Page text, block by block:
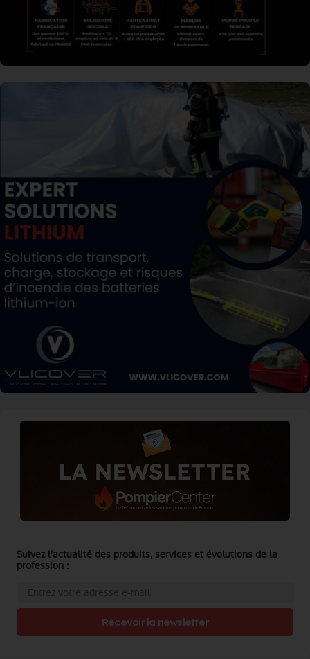
Suivez l'actualité des produits, services et évolutions de la
profession :
Recevoir la newsletter